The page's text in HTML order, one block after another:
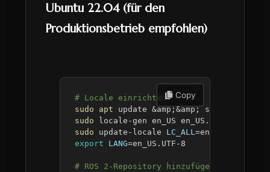
Ubuntu 22.04 (für den
Produktionsbetrieb empfohlen)
Copy
# Locale einrichten
sudo
apt update &amp;&amp; sudo
sudo
sudo update-locale LC_ALL=en_US.UTF-8
export
LANG=
# ROS 2-Repository hinzufügen